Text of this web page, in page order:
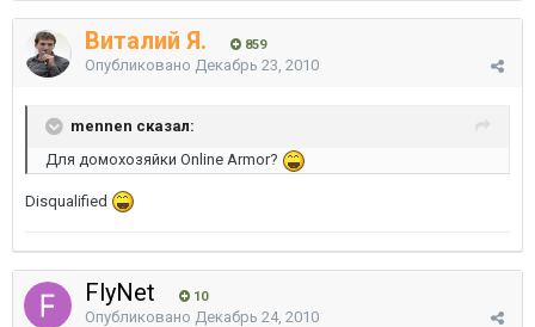
Виталий Я. 859
Опубликовано Декабрь 23, 2010
mennen сказал:
Для домохозяйки Online Armor?
Disqualified
FlyNet 10
Опубликовано Декабрь 24, 2010